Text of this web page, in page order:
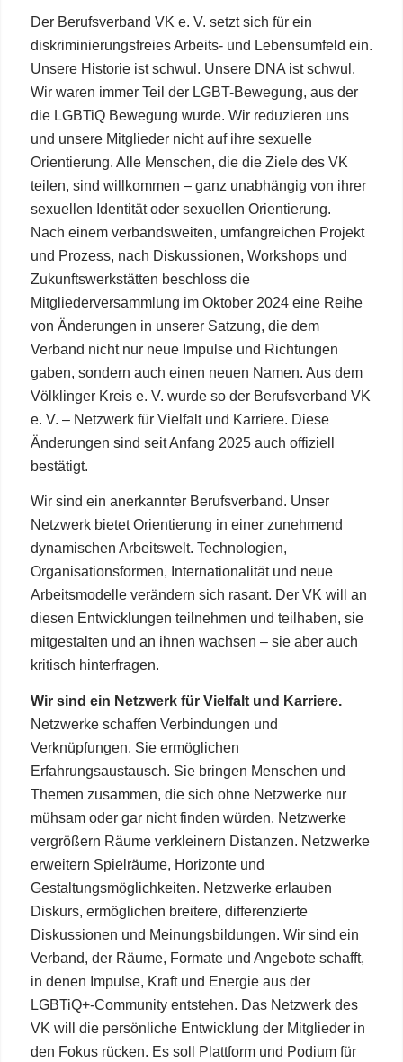
Der Berufsverband VK e. V. setzt sich für ein
diskriminierungsfreies Arbeits- und Lebensumfeld ein.
Unsere Historie ist schwul. Unsere DNA ist schwul.
Wir waren immer Teil der LGBT-Bewegung, aus der
die LGBTiQ Bewegung wurde. Wir reduzieren uns
und unsere Mitglieder nicht auf ihre sexuelle
Orientierung. Alle Menschen, die die Ziele des VK
teilen, sind willkommen – ganz unabhängig von ihrer
sexuellen Identität oder sexuellen Orientierung.
Nach einem verbandsweiten, umfangreichen Projekt
und Prozess, nach Diskussionen, Workshops und
Zukunftswerkstätten beschloss die
Mitgliederversammlung im Oktober 2024 eine Reihe
von Änderungen in unserer Satzung, die dem
Verband nicht nur neue Impulse und Richtungen
gaben, sondern auch einen neuen Namen. Aus dem
Völklinger Kreis e. V. wurde so der Berufsverband VK
e. V. – Netzwerk für Vielfalt und Karriere. Diese
Änderungen sind seit Anfang 2025 auch offiziell
bestätigt.
Wir sind ein anerkannter Berufsverband. Unser
Netzwerk bietet Orientierung in einer zunehmend
dynamischen Arbeitswelt. Technologien,
Organisationsformen, Internationalität und neue
Arbeitsmodelle verändern sich rasant. Der VK will an
diesen Entwicklungen teilnehmen und teilhaben, sie
mitgestalten und an ihnen wachsen – sie aber auch
kritisch hinterfragen.
Wir sind ein Netzwerk für Vielfalt und Karriere.
Netzwerke schaffen Verbindungen und
Verknüpfungen. Sie ermöglichen
Erfahrungsaustausch. Sie bringen Menschen und
Themen zusammen, die sich ohne Netzwerke nur
mühsam oder gar nicht finden würden. Netzwerke
vergrößern Räume verkleinern Distanzen. Netzwerke
erweitern Spielräume, Horizonte und
Gestaltungsmöglichkeiten. Netzwerke erlauben
Diskurs, ermöglichen breitere, differenzierte
Diskussionen und Meinungsbildungen. Wir sind ein
Verband, der Räume, Formate und Angebote schafft,
in denen Impulse, Kraft und Energie aus der
LGBTiQ+-Community entstehen. Das Netzwerk des
VK will die persönliche Entwicklung der Mitglieder in
den Fokus rücken. Es soll Plattform und Podium für